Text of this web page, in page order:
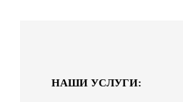
НАШИ УСЛУГИ: